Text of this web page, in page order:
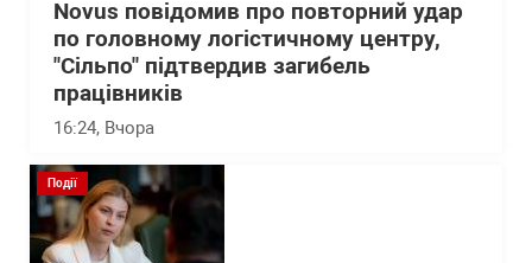
Novus повідомив про повторний удар
по головному логістичному центру,
"Сільпо" підтвердив загибель
працівників
16:24, Вчора
Події